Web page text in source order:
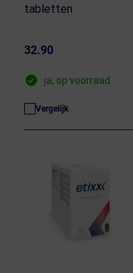
tabletten
32.90
ja, op voorraad
Vergelijk